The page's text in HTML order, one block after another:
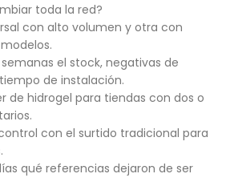
toda la red?
con alto volumen y otra con
el stock, negativas de
de instalación.
de hidrogel para tiendas con dos o
con el surtido tradicional para
qué referencias dejaron de ser